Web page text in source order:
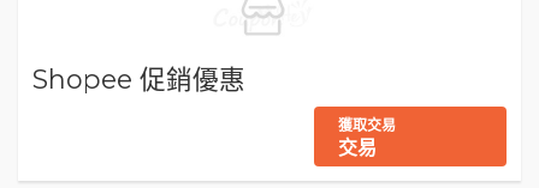
Shopee 促銷優惠
獲取交易
交易